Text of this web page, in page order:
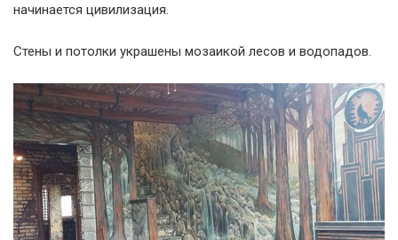
начинается цивилизация.
Стены и потолки украшены мозаикой лесов и водопадов.